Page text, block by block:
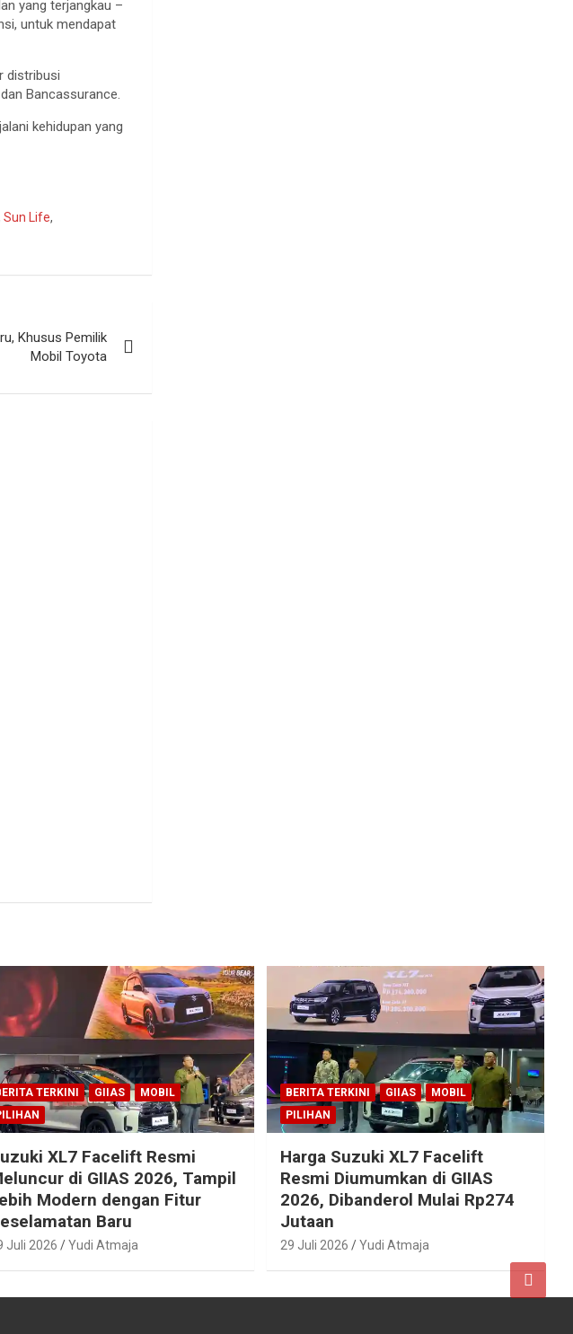
yang terjangkau –
untuk mendapat
distribusi
Bancassurance.
kehidupan yang
Sun Life,
Khusus Pemilik
Mobil Toyota
TERKINI GIIAS
MOBIL
XL7 Facelift Resmi
di GIIAS 2026, Tampil
Modern dengan Fitur
Baru
Juli 2026 Yudi Atmaja
BERITA TERKINI GIIAS
MOBIL
PILIHAN
Harga Suzuki XL7 Facelift
Resmi Diumumkan di GIIAS
2026, Dibanderol Mulai Rp274
Jutaan
29 Juli 2026 Yudi Atmaja